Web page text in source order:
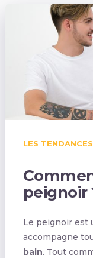
LES TENDANCES
peignoir
Le peignoir est
accompagne
bain. Tout